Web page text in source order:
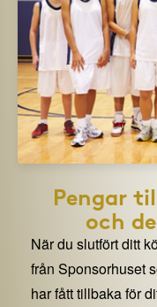
Pengar
och
När du slutfört ditt
från Sponsorhuset
har fått tillbaka för